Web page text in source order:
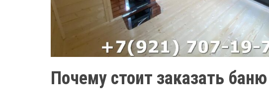
Почему стоит заказать